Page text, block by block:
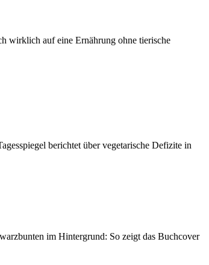
wirklich auf eine Ernährung ohne tierische
berichtet über vegetarische Defizite in
im Hintergrund: So zeigt das Buchcover